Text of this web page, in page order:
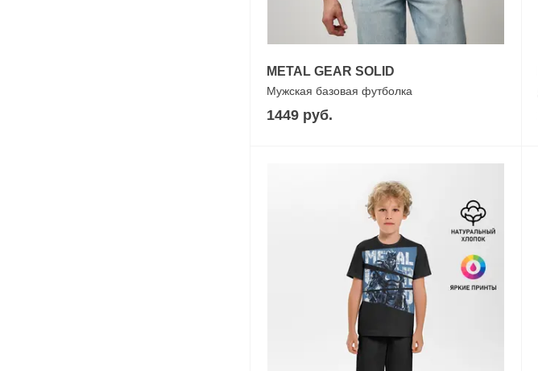
METAL GEAR SOLID
Мужская базовая футболка
1449 руб.